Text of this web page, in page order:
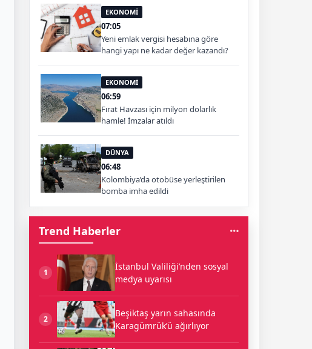
EKONOMİ
07:05
Yeni emlak vergisi hesabına göre
hangi yapı ne kadar değer kazandı?
EKONOMİ
06:59
Fırat Havzası için milyon dolarlık
hamle! İmzalar atıldı
DÜNYA
06:48
Kolombiya’da otobüse yerleştirilen
bomba imha edildi
Trend Haberler
1
İstanbul Valiliği’nden sosyal
medya uyarısı
2
Beşiktaş yarın sahasında
Karagümrük’ü ağırlıyor